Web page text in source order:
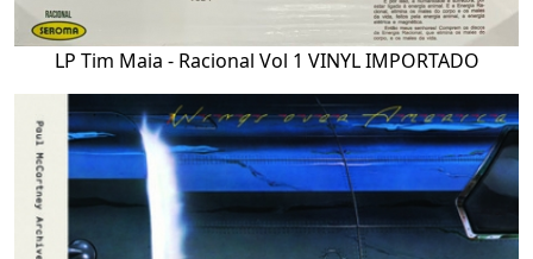
LP Tim Maia - Racional Vol 1 VINYL IMPORTADO